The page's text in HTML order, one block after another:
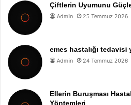
Çiftlerin Uyumunu
Admin 25 Temmuz 2026
emes hastalığı tedavisi
Admin 24 Temmuz 2026
Ellerin Buruşması
Yöntemleri